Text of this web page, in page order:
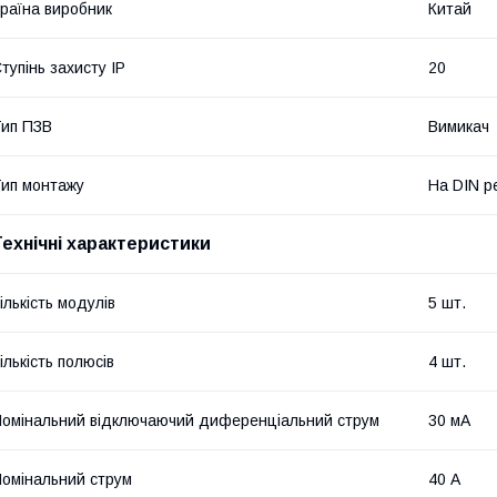
виробник Китай
захисту IP 20
ПЗВ Вимикач
монтажу На DIN
характеристики
модулів 5 шт.
полюсів 4 шт.
відключаючий диференціальний струм 30 мА
струм 40 А